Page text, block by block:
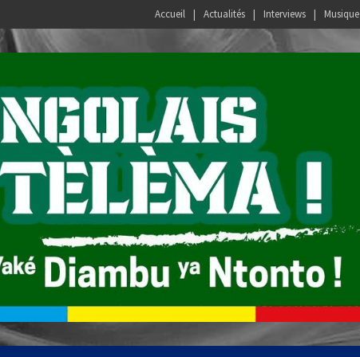
Accueil Actualités Interviews Musique